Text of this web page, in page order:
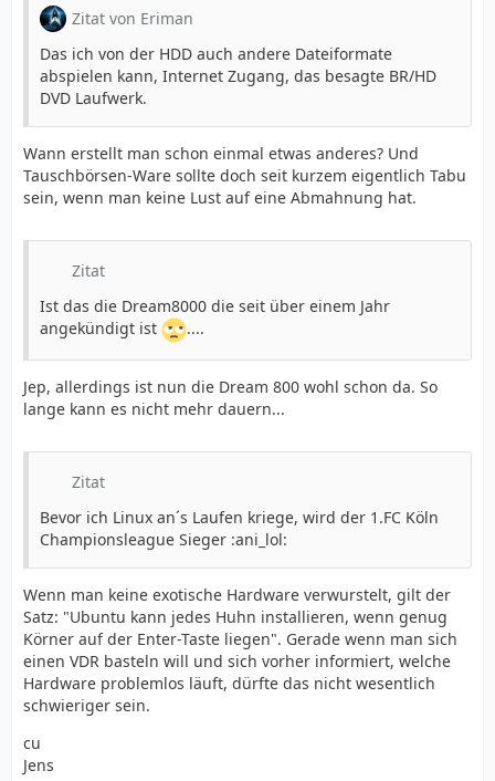
Zitat von Eriman
Das ich von der HDD auch andere Dateiformate
abspielen kann, Internet Zugang, das besagte BR/HD
DVD Laufwerk.
Wann erstellt man schon einmal etwas anderes? Und
Tauschbörsen-Ware sollte doch seit kurzem eigentlich Tabu
sein, wenn man keine Lust auf eine Abmahnung hat.
Zitat
Ist das die Dream8000 die seit über einem Jahr
angekündigt ist
....
Jep, allerdings ist nun die Dream 800 wohl schon da. So
lange kann es nicht mehr dauern...
Zitat
Bevor ich Linux an´s Laufen kriege, wird der 1.FC Köln
Championsleague Sieger :ani_lol:
Wenn man keine exotische Hardware verwurstelt, gilt der
Satz: "Ubuntu kann jedes Huhn installieren, wenn genug
Körner auf der Enter-Taste liegen". Gerade wenn man sich
einen VDR basteln will und sich vorher informiert, welche
Hardware problemlos läuft, dürfte das nicht wesentlich
schwieriger sein.
cu
Jens